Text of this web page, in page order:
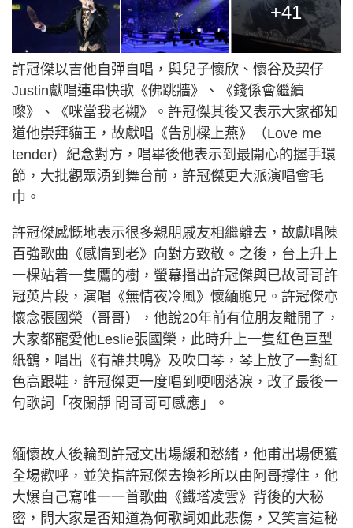
+41
許冠傑以吉他自彈自唱，與兒子懷欣、懷谷及契仔
Justin獻唱連串快歌《佛跳牆》、《錢係會繼續
嚟》、《咪當我老襯》。許冠傑其後又表示大家都知
道他崇拜貓王，故獻唱《告別樑上燕》（Love me
tender）紀念對方，唱畢後他表示到最開心的握手環
節，大批觀眾湧到舞台前，許冠傑更大派演唱會毛
巾。
許冠傑感慨地表示很多親朋戚友相繼離去，故獻唱陳
百強歌曲《感情到老》向對方致敬。之後，台上升上
一棵站着一隻鷹的樹，螢幕播出許冠傑與已故哥哥許
冠英片段，演唱《無情夜冷風》懷緬胞兄。許冠傑亦
懷念張國榮（哥哥），他說20年前有位朋友離開了，
大家都寵愛他Leslie張國榮，此時升上一隻紅色巨型
紙鶴，唱出《有誰共鳴》及吹口琴，琴上放了一對紅
色高跟鞋，許冠傑更一度唱到哽咽落淚，改了最後一
句歌詞「夜闌靜 問哥哥可感應」。
緬懷故人後輪到許冠文出場緩和愁緒，他甫出場便獲
全場歡呼，並笑指許冠傑去換衫所以由阿哥撐住，他
大爆自己寫唯一一首歌曲《鐵塔凌雲》背後的大秘
密，問大家是否知道為何歌詞如此悲傷，又笑言這秘